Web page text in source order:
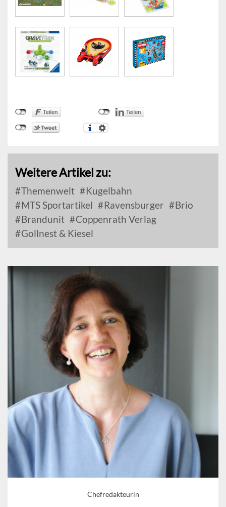
Weitere Artikel zu:
Themenwelt
Kugelbahn
MTS Sportartikel
Ravensburger
Brio
Brandunit
Coppenrath Verlag
Gollnest & Kiesel
Chefredakteurin